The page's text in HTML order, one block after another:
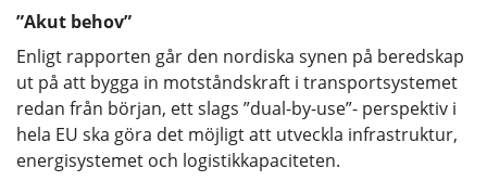
”Akut behov”
Enligt rapporten går den nordiska synen på beredskap
ut på att bygga in motståndskraft i transportsystemet
redan från början, ett slags ”dual-by-use”- perspektiv i
hela EU ska göra det möjligt att utveckla infrastruktur,
energisystemet och logistikkapaciteten.